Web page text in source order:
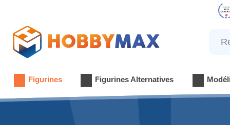
Figurines Figurines Alternatives